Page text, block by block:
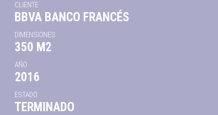
CLIENTE
BBVA BANCO FRANCÉS
DIMENSIONES
350 M2
AÑO
2016
ESTADO
TERMINADO